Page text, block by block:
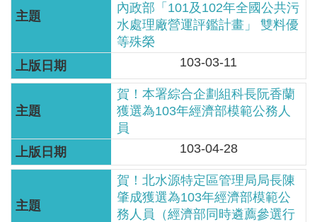
網
資
料
放
告
私
內政部「101及102年全國公共污
水處理廠營運評鑑計畫」 雙料優
等殊榮
103-03-11
賀！本署綜合企劃組科長阮香蘭
獲選為103年經濟部模範公務人
員
103-04-28
賀！北水源特定區管理局局長陳
肇成獲選為103年經濟部模範公
務人員（經濟部同時遴薦參選行